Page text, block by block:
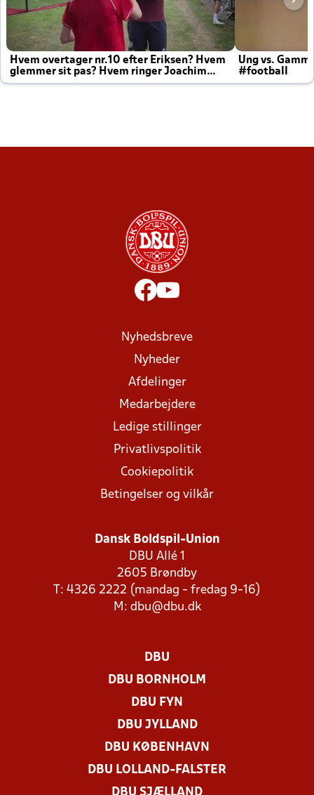
Hvem overtager nr.10 efter Eriksen? Hvem
glemmer sit pas? Hvem ringer Joachim
altid til efter kampe?
Ung vs.
#football
Nyhedsbreve
Nyheder
Afdelinger
Medarbejdere
Ledige stillinger
Privatlivspolitik
Cookiepolitik
Betingelser og vilkår
Dansk Boldspil-Union
DBU Allé 1
2605 Brøndby
T: 4326 2222 (mandag - fredag 9-16)
M: dbu@dbu.dk
DBU
DBU BORNHOLM
DBU FYN
DBU JYLLAND
DBU KØBENHAVN
DBU LOLLAND-FALSTER